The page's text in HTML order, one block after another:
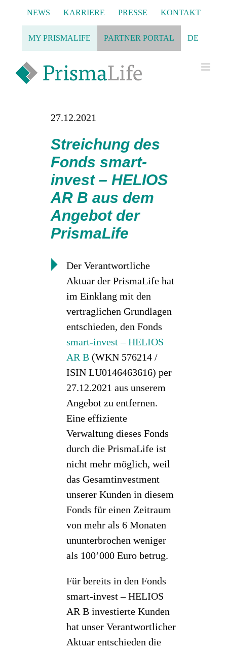
springen
NEWS KARRIERE PRESSE KONTAKT
MY PRISMALIFE PARTNER PORTAL DE
27.12.2021
Streichung des
Fonds smart-
invest – HELIOS
AR B aus dem
Angebot der
PrismaLife
Der Verantwortliche
Aktuar der PrismaLife hat
im Einklang mit den
vertraglichen Grundlagen
entschieden, den Fonds
smart-invest – HELIOS
AR B (WKN 576214 /
ISIN LU0146463616) per
27.12.2021 aus unserem
Angebot zu entfernen.
Eine effiziente
Verwaltung dieses Fonds
durch die PrismaLife ist
nicht mehr möglich, weil
das Gesamtinvestment
unserer Kunden in diesem
Fonds für einen Zeitraum
von mehr als 6 Monaten
ununterbrochen weniger
als 100’000 Euro betrug.
Für bereits in den Fonds
smart-invest – HELIOS
AR B investierte Kunden
hat unser Verantwortlicher
Aktuar entschieden die